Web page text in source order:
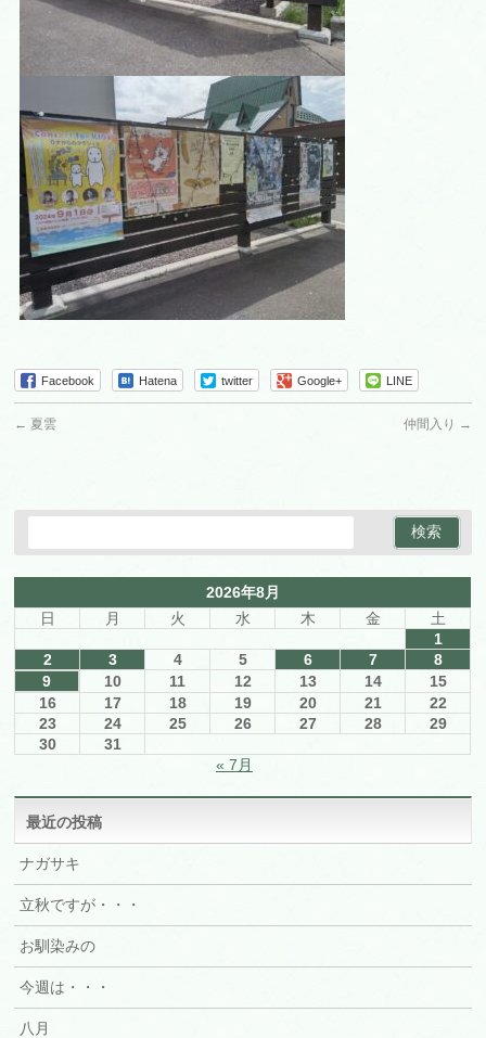
Facebook Hatena twitter Google+ LINE
← 夏雲 仲間入り →
2026年8月
日
月 火 水 木 金
土
1
2
3 4 5 6 7
8
9
10 11 12 13 14
15
16
17 18 19 20 21
22
23
24 25 26 27 28
29
30
31
« 7月
最近の投稿
ナガサキ
立秋ですが・・・
お馴染みの
今週は・・・
八月